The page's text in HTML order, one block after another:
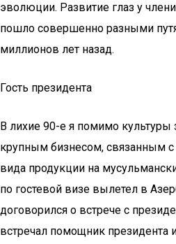
эволюции. Развитие глаз у
пошло совершенно разными
миллионов лет назад.
Гость президента
В лихие 90-е я помимо культуры
крупным бизнесом, связанным
вида продукции на
по гостевой визе вылетел в
договорился о встрече с
встречал помощник президента